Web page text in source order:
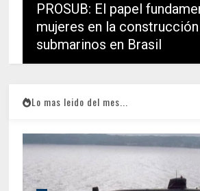
PROSUB: El papel
mujeres en la
submarinos en Brasil
Lo mas leido del mes...